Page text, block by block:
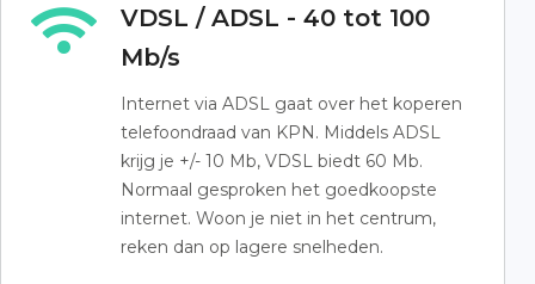
VDSL / ADSL - 40 tot 100
Mb/s
Internet via ADSL gaat over het koperen
telefoondraad van KPN. Middels ADSL
krijg je +/- 10 Mb, VDSL biedt 60 Mb.
Normaal gesproken het goedkoopste
internet. Woon je niet in het centrum,
reken dan op lagere snelheden.